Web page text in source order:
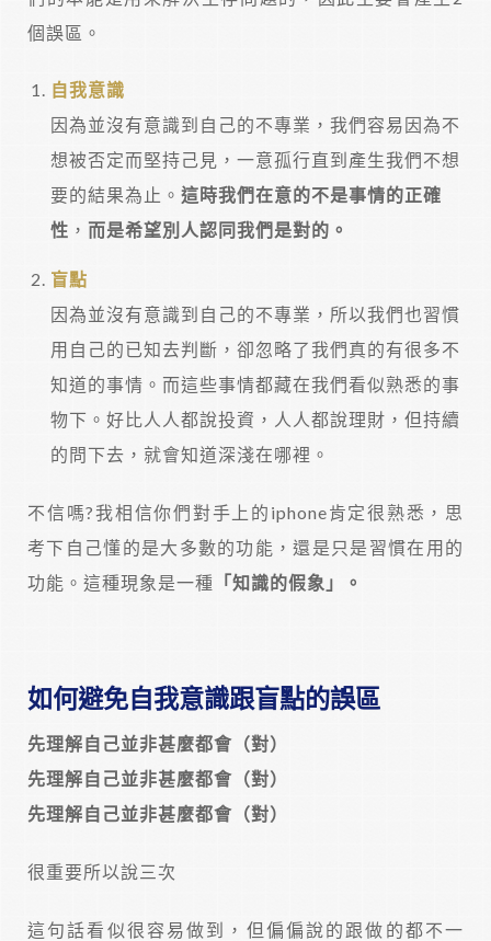
個誤區。
自我意識
因為並沒有意識到自己的不專業，我們容易因為不
想被否定而堅持己見，一意孤行直到產生我們不想
要的結果為止。 這時我們在意的不是事情的正確
性 ， 而是希望別人認同我們是對的。
盲點
因為並沒有意識到自己的不專業，所以我們也習慣
用自己的已知去判斷，卻忽略了我們真的有很多不
知道的事情。而這些事情都藏在我們看似熟悉的事
物下。好比人人都說投資，人人都說理財，但持續
的問下去，就會知道深淺在哪裡。
不信嗎?我相信你們對手上的iphone肯定很熟悉，思
考下自己懂的是大多數的功能，還是只是習慣在用的
功能。這種現象是一種
「知識的假象」。
如何避免自我意識跟盲點的誤區
先理解自己並非甚麼都會（對）
先理解自己並非甚麼都會（對）
先理解自己並非甚麼都會（對）
很重要所以說三次
這句話看似很容易做到，但偏偏說的跟做的都不一